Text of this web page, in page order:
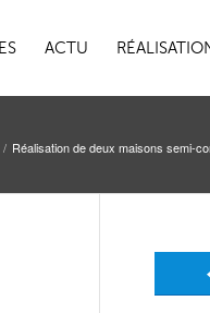
ACTU
/ Réalisation de deux maisons semi-